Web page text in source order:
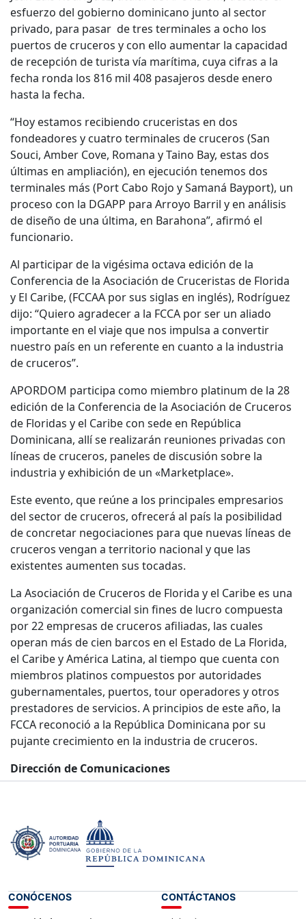
esfuerzo del gobierno dominicano junto al sector
privado, para pasar de tres terminales a ocho los
puertos de cruceros y con ello aumentar la capacidad
de recepción de turista vía marítima, cuya cifras a la
fecha ronda los 816 mil 408 pasajeros desde enero
hasta la fecha.
“Hoy estamos recibiendo cruceristas en dos
fondeadores y cuatro terminales de cruceros (San
Souci, Amber Cove, Romana y Taino Bay, estas dos
últimas en ampliación), en ejecución tenemos dos
terminales más (Port Cabo Rojo y Samaná Bayport), un
proceso con la DGAPP para Arroyo Barril y en análisis
de diseño de una última, en Barahona”, afirmó el
funcionario.
Al participar de la vigésima octava edición de la
Conferencia de la Asociación de Cruceristas de Florida
y El Caribe, (FCCAA por sus siglas en inglés), Rodríguez
dijo: “Quiero agradecer a la FCCA por ser un aliado
importante en el viaje que nos impulsa a convertir
nuestro país en un referente en cuanto a la industria
de cruceros”.
APORDOM participa como miembro platinum de la 28
edición de la Conferencia de la Asociación de Cruceros
de Floridas y el Caribe con sede en República
Dominicana, allí se realizarán reuniones privadas con
líneas de cruceros, paneles de discusión sobre la
industria y exhibición de un «Marketplace».
Este evento, que reúne a los principales empresarios
del sector de cruceros, ofrecerá al país la posibilidad
de concretar negociaciones para que nuevas líneas de
cruceros vengan a territorio nacional y que las
existentes aumenten sus tocadas.
La Asociación de Cruceros de Florida y el Caribe es una
organización comercial sin fines de lucro compuesta
por 22 empresas de cruceros afiliadas, las cuales
operan más de cien barcos en el Estado de La Florida,
el Caribe y América Latina, al tiempo que cuenta con
miembros platinos compuestos por autoridades
gubernamentales, puertos, tour operadores y otros
prestadores de servicios. A principios de este año, la
FCCA reconoció a la República Dominicana por su
pujante crecimiento en la industria de cruceros.
Dirección de Comunicaciones
CONÓCENOS CONTÁCTANOS